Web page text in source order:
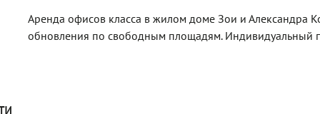
Аренда офисов класса в жилом доме Зои и Александра
обновления по свободным площадям. Индивидуальный